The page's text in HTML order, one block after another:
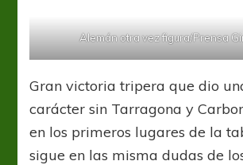
Alemán otra vez figura/Prensa
Gran victoria tripera que dio
carácter sin Tarragona y
en los primeros lugares de la
sigue en las misma dudas de